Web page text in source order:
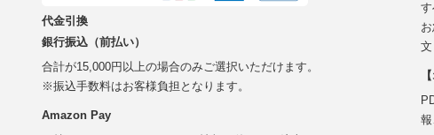
代金引換
銀行振込（前払い）
合計が15,000円以上の場合のみご選択いただけます。
※振込手数料はお客様負担となります。
Amazon Pay
す
文
報